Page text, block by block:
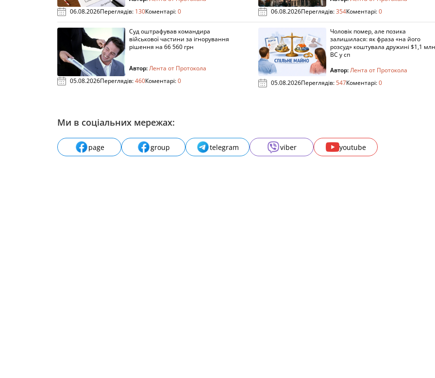
06.08.2026Переглядів: 130Коментарі:0
06.08.2026Переглядів:354Коментарі:0
Суд оштрафував командира
військової частини за ігнорування
рішення на 66 560 грн
Автор:Лента от Протокола
05.08.2026Переглядів:460Коментарі:0
Чоловік помер, але позика
залишилася: як фраза «на його
розсуд» коштувала дружині $1,1
ВС у сп
Автор:Лента от Протокола
05.08.2026Переглядів:547Коментарі:0
Ми в соціальних мережах:
page group telegram viber youtube